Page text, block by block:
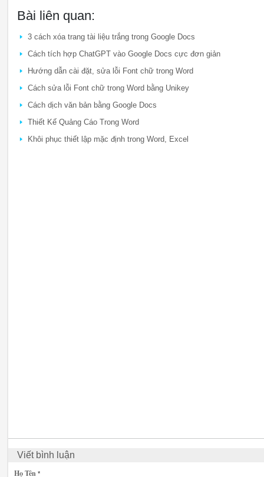
Bài liên quan:
3 cách xóa trang tài liệu trắng trong Google Docs
Cách tích hợp ChatGPT vào Google Docs cực đơn giản
Hướng dẫn cài đặt, sửa lỗi Font chữ trong Word
Cách sửa lỗi Font chữ trong Word bằng Unikey
Cách dịch văn bản bằng Google Docs
Thiết Kế Quảng Cáo Trong Word
Khôi phục thiết lập mặc định trong Word, Excel
Viết bình luận
Họ Tên *